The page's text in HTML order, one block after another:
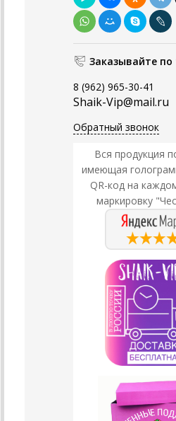
Заказывайте по
8 (962) 965-30-41
Shaik-Vip@mail.ru
Обратный звонок
Вся продукция
имеющая
QR-код на
маркировку